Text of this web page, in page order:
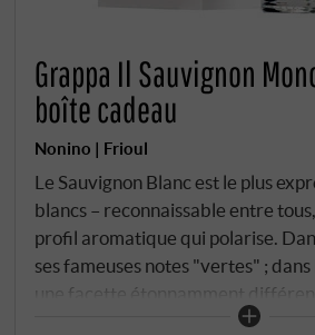
Grappa Il Sauvignon
boîte cadeau
Nonino | Frioul
Le Sauvignon Blanc est le plus
blancs – reconnaissable entre
profil aromatique qui polarise.
ses fameuses notes "vertes" ;
une facette étonnamment
frais et égrappés provenant de